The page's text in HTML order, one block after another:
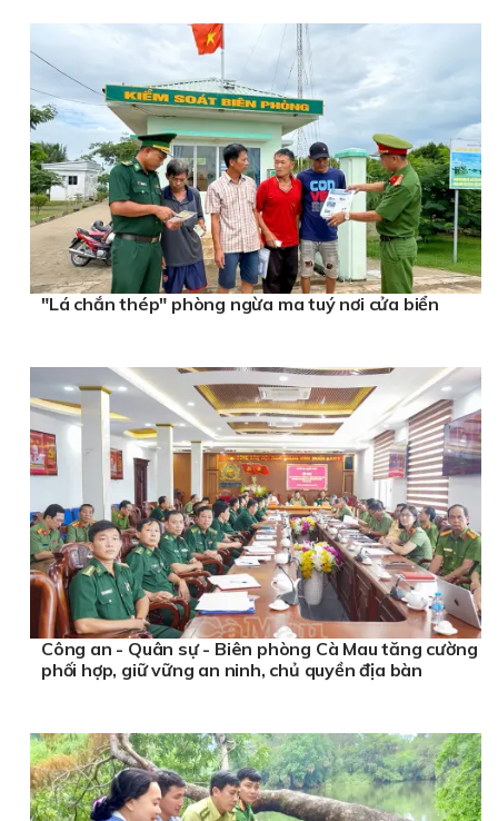
"Lá chắn thép" phòng ngừa ma tuý nơi cửa biển
Công an - Quân sự - Biên phòng Cà Mau tăng cường
phối hợp, giữ vững an ninh, chủ quyền địa bàn